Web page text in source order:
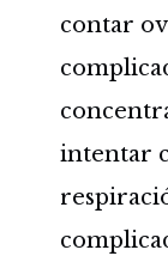
contar
intentar